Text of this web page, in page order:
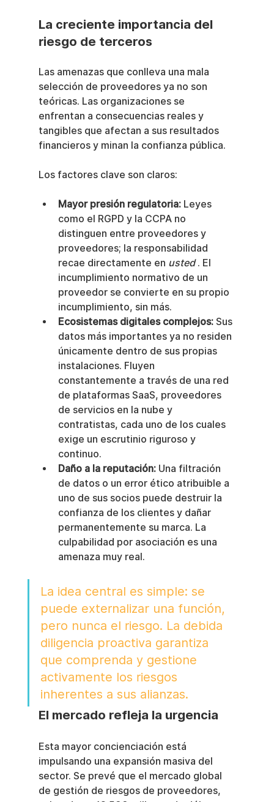
La creciente importancia del
riesgo de terceros
Las amenazas que conlleva una mala
selección de proveedores ya no son
teóricas. Las organizaciones se
enfrentan a consecuencias reales y
tangibles que afectan a sus resultados
financieros y minan la confianza pública.
Los factores clave son claros:
Mayor presión regulatoria: Leyes
como el RGPD y la CCPA no
distinguen entre proveedores y
proveedores; la responsabilidad
recae directamente en usted . El
incumplimiento normativo de un
proveedor se convierte en su propio
incumplimiento, sin más.
Ecosistemas digitales complejos: Sus
datos más importantes ya no residen
únicamente dentro de sus propias
instalaciones. Fluyen
constantemente a través de una red
de plataformas SaaS, proveedores
de servicios en la nube y
contratistas, cada uno de los cuales
exige un escrutinio riguroso y
continuo.
Daño a la reputación: Una filtración
de datos o un error ético atribuible a
uno de sus socios puede destruir la
confianza de los clientes y dañar
permanentemente su marca. La
culpabilidad por asociación es una
amenaza muy real.
La idea central es simple: se
puede externalizar una función,
pero nunca el riesgo. La debida
diligencia proactiva garantiza
que comprenda y gestione
activamente los riesgos
inherentes a sus alianzas.
El mercado refleja la urgencia
Esta mayor concienciación está
impulsando una expansión masiva del
sector. Se prevé que el mercado global
de gestión de riesgos de proveedores,